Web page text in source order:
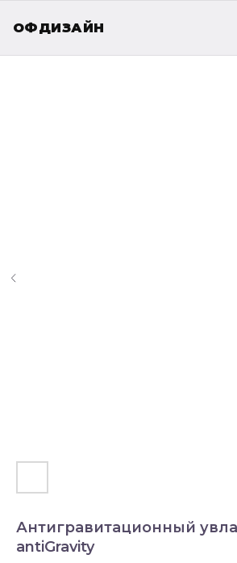
ОФДИЗАЙН
Антигравитационный
antiGravity